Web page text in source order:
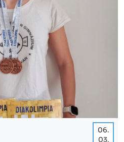
06.
03.